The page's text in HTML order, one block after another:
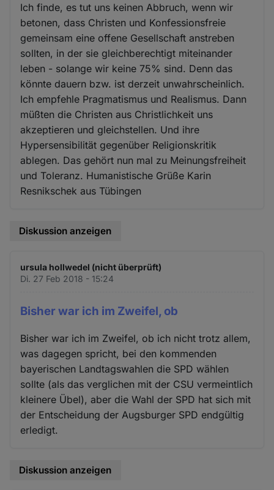
Ich finde, es tut uns keinen Abbruch, wenn wir
betonen, dass Christen und Konfessionsfreie
gemeinsam eine offene Gesellschaft anstreben
sollten, in der sie gleichberechtigt miteinander
leben - solange wir keine 75% sind. Denn das
könnte dauern bzw. ist derzeit unwahrscheinlich.
Ich empfehle Pragmatismus und Realismus. Dann
müßten die Christen aus Christlichkeit uns
akzeptieren und gleichstellen. Und ihre
Hypersensibilität gegenüber Religionskritik
ablegen. Das gehört nun mal zu Meinungsfreiheit
und Toleranz. Humanistische Grüße Karin
Resnikschek aus Tübingen
Diskussion anzeigen
ursula hollwedel (nicht überprüft)
Di. 27 Feb 2018 - 15:24
Bisher war ich im Zweifel, ob
Bisher war ich im Zweifel, ob ich nicht trotz allem,
was dagegen spricht, bei den kommenden
bayerischen Landtagswahlen die SPD wählen
sollte (als das verglichen mit der CSU vermeintlich
kleinere Übel), aber die Wahl der SPD hat sich mit
der Entscheidung der Augsburger SPD endgültig
erledigt.
Diskussion anzeigen